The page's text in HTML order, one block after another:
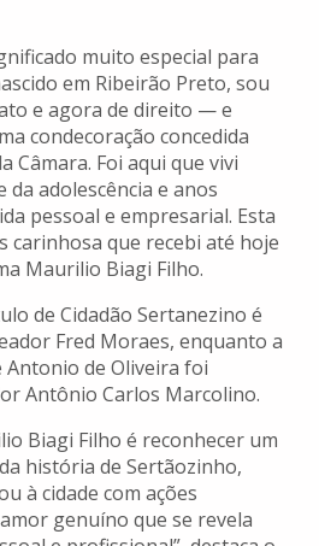
muito especial para
em Ribeirão Preto, sou
e agora de direito — e
condecoração concedida
Câmara. Foi aqui que vivi
adolescência e anos
pessoal e empresarial. Esta
carinhosa que recebi até hoje
Maurilio Biagi Filho.
de Cidadão Sertanezino é
Fred Moraes, enquanto a
Antonio de Oliveira foi
Antônio Carlos Marcolino.
Biagi Filho é reconhecer um
história de Sertãozinho,
à cidade com ações
genuíno que se revela